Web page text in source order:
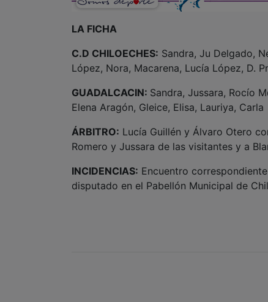
LA FICHA
C.D CHILOECHES: Sandra, Ju Delgado,
López, Nora, Macarena, Lucía López, D.
GUADALCACIN: Sandra, Jussara, Rocío
Elena Aragón, Gleice, Elisa, Lauriya, Carla
ÁRBITRO: Lucía Guillén y Álvaro Otero
Romero y Jussara de las visitantes y a
INCIDENCIAS: Encuentro
disputado en el Pabellón Municipal de